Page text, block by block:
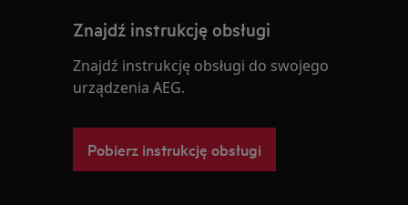
Znajdź instrukcję obsługi
Znajdź instrukcję obsługi do swojego
urządzenia AEG.
Pobierz instrukcję obsługi